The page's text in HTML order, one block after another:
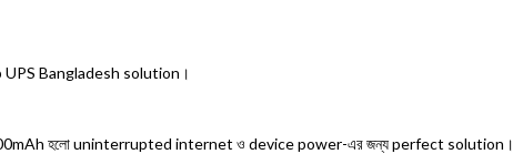
UPS Bangladesh solution।
হলো uninterrupted internet ও device power-এর জন্য perfect solution।